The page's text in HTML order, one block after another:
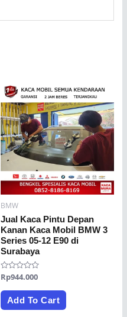
BMW
Jual Kaca Pintu Depan
Kanan Kaca Mobil BMW 3
Series 05-12 E90 di
Surabaya
Rated
out
Rp944.000
Add To Cart